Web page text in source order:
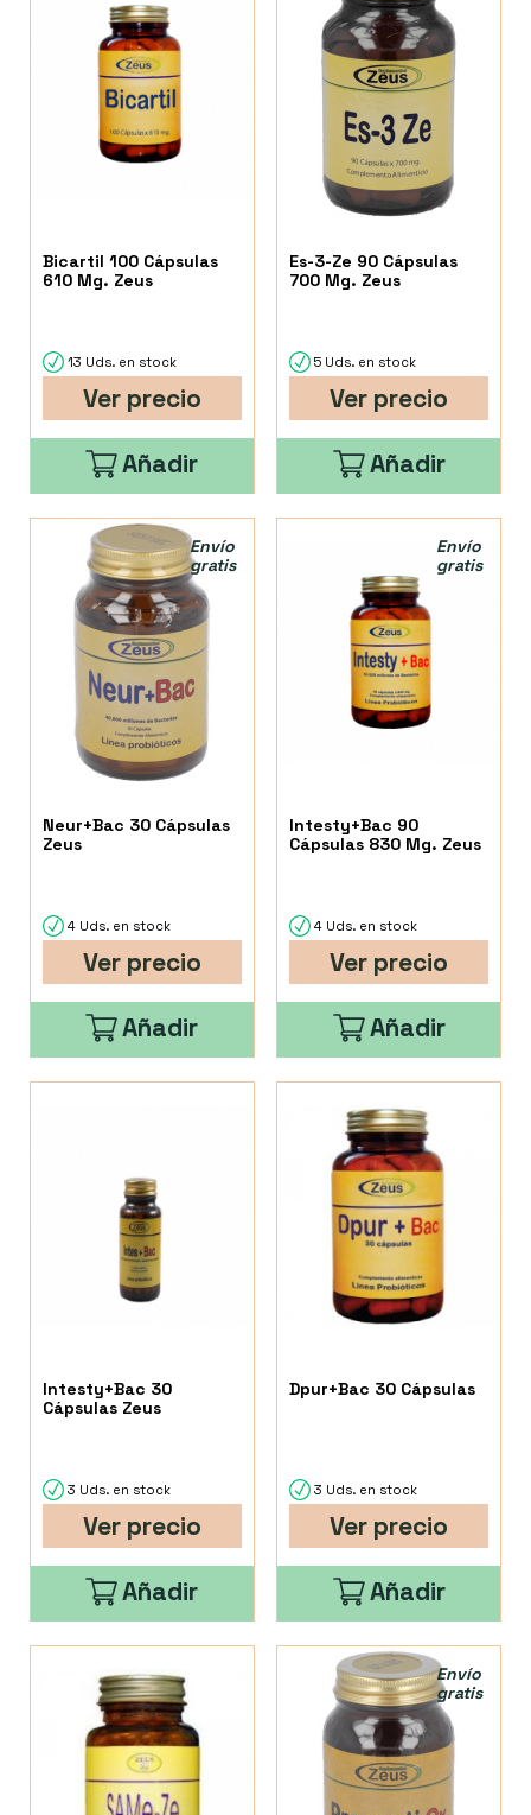
Bicartil 100 Cápsulas
610 Mg. Zeus
13 Uds. en stock
Ver precio
Añadir
Es-3-Ze 90 Cápsulas
700 Mg. Zeus
5 Uds. en stock
Ver precio
Añadir
Neur+Bac 30 Cápsulas
Zeus
Envío
gratis
4 Uds. en stock
Ver precio
Añadir
Intesty+Bac 90
Cápsulas 830 Mg. Zeus
Envío
gratis
4 Uds. en stock
Ver precio
Añadir
Intesty+Bac 30
Cápsulas Zeus
3 Uds. en stock
Ver precio
Añadir
Dpur+Bac 30 Cápsulas
3 Uds. en stock
Ver precio
Añadir
Envío
gratis